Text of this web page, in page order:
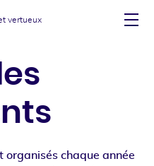
vertueux
organisés chaque année